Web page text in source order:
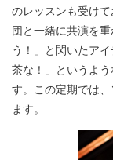
のレッスンも受け
団と一緒に共演を
う！」と閃いたア
茶な！」というよ
す。この定期では
ます。